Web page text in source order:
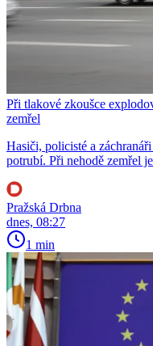
Při tlakové zkoušce
zemřel
Hasiči, policisté a
potrubí. Při nehodě zemřel
Pražská Drbna
dnes, 08:27
1 min